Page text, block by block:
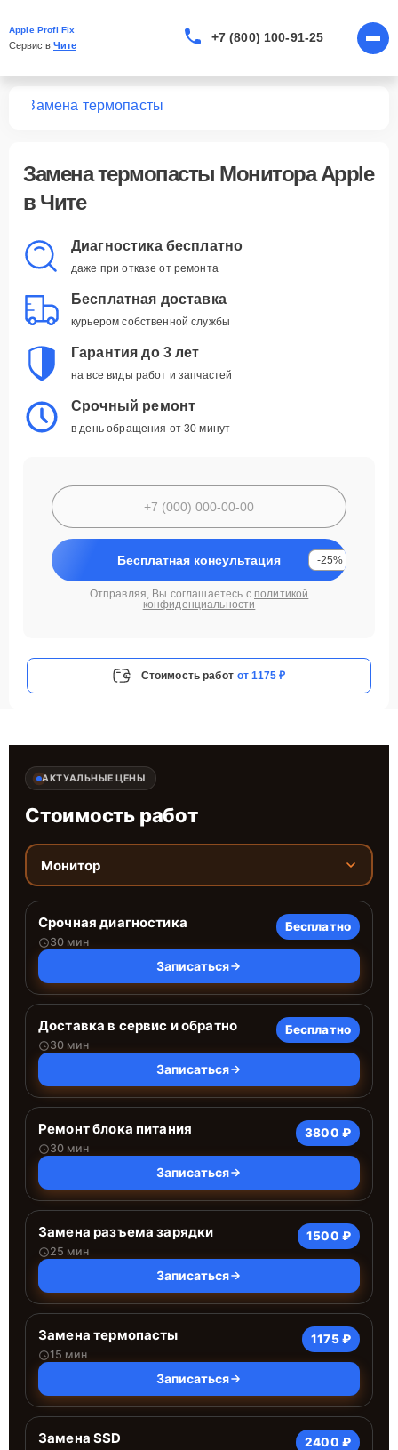
Apple Profi Fix
Сервис в Чите
+7 (800) 100-91-25
Замена термопасты
Замена термопасты Монитора Apple
в Чите
Диагностика бесплатно
даже при отказе от ремонта
Бесплатная доставка
курьером собственной службы
Гарантия до 3 лет
на все виды работ и запчастей
Срочный ремонт
в день обращения от 30 минут
Бесплатная консультация -25%
Отправляя, Вы соглашаетесь с политикой
конфиденциальности
Стоимость работ от 1175 ₽
АКТУАЛЬНЫЕ ЦЕНЫ
Стоимость работ
Монитор
Срочная диагностика
30 мин
Бесплатно
Записаться
Доставка в сервис и обратно
30 мин
Бесплатно
Записаться
Ремонт блока питания
30 мин
3800 ₽
Записаться
Замена разъема зарядки
25 мин
1500 ₽
Записаться
Замена термопасты
15 мин
1175 ₽
Записаться
Замена SSD 2400 ₽